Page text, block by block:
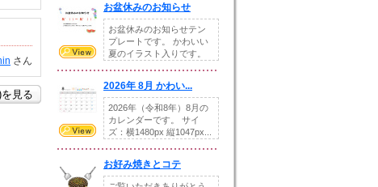
さん
見る
お盆休みのお知らせ
お盆休みのお知らせテン
プレートです。 かわいい
夏のイラスト入りです。
2026年 8月 かわい...
2026年（令和8年）8月の
カレンダーです。 サイ
ズ：横1480px 縦1047px...
お好み焼きとコテ